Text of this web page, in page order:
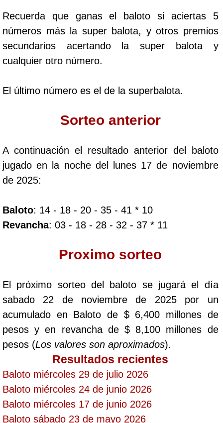
Paisita Día
Paisita Noche
Pick 4 Día
Pijao de Oro
Saman de la suerte
Sinuano Día
Sinuano Noche
Super Chontico Noche
Recuerda que ganas el baloto si aciertas 5
números más la super balota, y otros premios
secundarios acertando la super balota y
cualquier otro número.
El último número es el de la superbalota.
Sorteo anterior
A continuación el resultado anterior del baloto
jugado en la noche del lunes 17 de noviembre
de 2025:
Baloto: 14 - 18 - 20 - 35 - 41 * 10
Revancha: 03 - 18 - 28 - 32 - 37 * 11
Proximo sorteo
El próximo sorteo del baloto se jugará el día
sabado 22 de noviembre de 2025 por un
acumulado en Baloto de $ 6,400 millones de
pesos y en revancha de $ 8,100 millones de
pesos (Los valores son aproximados).
Resultados recientes
Baloto miércoles 29 de julio 2026
Baloto miércoles 24 de junio 2026
Baloto miércoles 17 de junio 2026
Baloto sábado 23 de mayo 2026